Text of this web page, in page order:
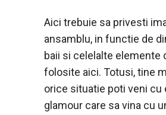
Aici trebuie sa privesti
ansamblu, in functie de
baii si celelalte elemente
folosite aici. Totusi, tine
orice situatie poti veni cu
glamour care sa vina cu